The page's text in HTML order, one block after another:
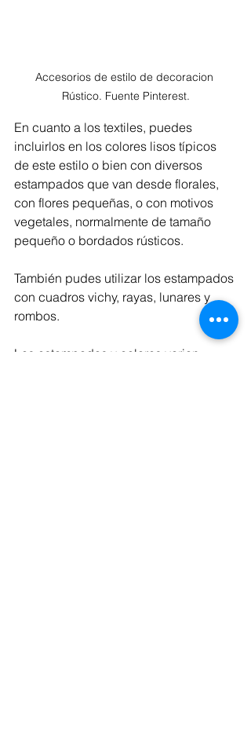
Accesorios de estilo de decoracion
Rústico. Fuente Pinterest.
En cuanto a los textiles, puedes
incluirlos en los colores lisos típicos
de este estilo o bien con diversos
estampados que van desde florales,
con flores pequeñas, o con motivos
vegetales, normalmente de tamaño
pequeño o bordados rústicos.
También pudes utilizar los estampados
con cuadros vichy, rayas, lunares y
rombos.
Los estampados y colores varian